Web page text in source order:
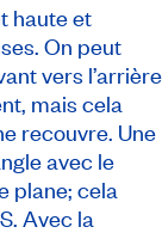
haute et
On peut
vers l’arrière
mais cela
recouvre. Une
avec le
plane; cela
Avec la